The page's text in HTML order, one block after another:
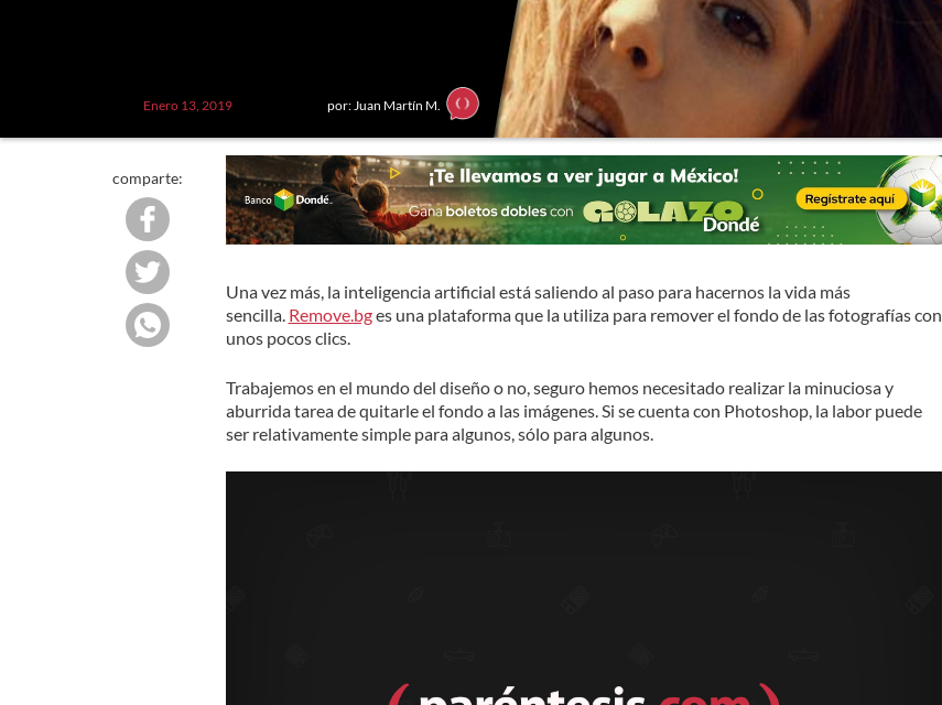
Enero 13, 2019 por: Juan Martín M.
comparte:
Una vez más, la inteligencia artificial está saliendo al paso para hacernos la vida más
sencilla. Remove.bges una plataforma que la utiliza para remover el fondo de las fotografías con
unos pocos clics.
Trabajemos en el mundo del diseño o no, seguro hemos necesitado realizar la minuciosa y
aburrida tarea de quitarle el fondo a las imágenes. Si se cuenta con Photoshop, la labor puede
ser relativamente simple para algunos, sólo para algunos.